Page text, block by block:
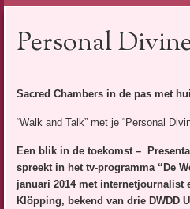
naar
Personal
Sacred Chambers in de pas met
“Walk and Talk” met je “Personal
Een blik in de toekomst –
spreekt in het tv-programma “De
januari 2014 met internetjournalist
Klöpping, bekend van drie DWDD